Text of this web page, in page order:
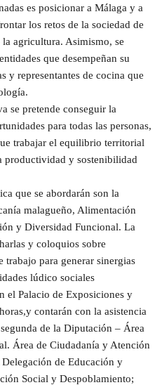
es posicionar a Málaga y a
los retos de la sociedad de
agricultura. Asimismo, se
que desempeñan su
y representantes de cocina que
se pretende conseguir la
para todas las personas,
trabajar el equilibrio territorial
productividad y sostenibilidad
que se abordarán son la
malagueño, Alimentación
y Diversidad Funcional. La
y coloquios sobre
trabajo para generar sinergias
lúdico sociales
el Palacio de Exposiciones y
contarán con la asistencia
de la Diputación – Área
Área de Ciudadanía y Atención
de Educación y
Social y Despoblamiento;